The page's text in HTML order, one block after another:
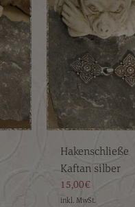
Hakenschließe
Kaftan silber
15,00€
inkl. MwSt.